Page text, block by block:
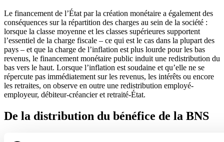
Le financement de l’État par la création monétaire a également des
conséquences sur la répartition des charges au sein de la société :
lorsque la classe moyenne et les classes supérieures supportent
l’essentiel de la charge fiscale – ce qui est le cas dans la plupart des
pays – et que la charge de l’inflation est plus lourde pour les bas
revenus, le financement monétaire public induit une redistribution du
bas vers le haut. Lorsque l’inflation est soudaine et qu’elle ne se
répercute pas immédiatement sur les revenus, les intérêts ou encore
les retraites, on observe en outre une redistribution employé-
employeur, débiteur-créancier et retraité-État.
De la distribution du bénéfice de la BNS